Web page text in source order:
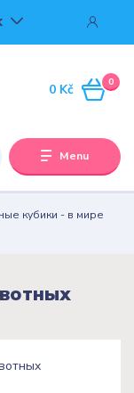
Menu
0
0 Kč
кубики - в мире